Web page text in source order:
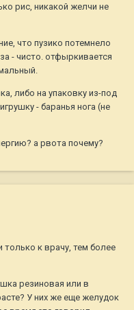
рис, никакой желчи не
что пузико потемнело
- чисто. отфыркивается
либо на упаковку из-под
- баранья нога (не
а рвота почему?
к врачу, тем более
резиновая или в
У них же еще желудок